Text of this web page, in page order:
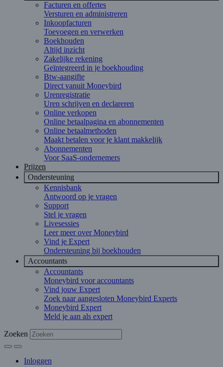
Facturen en offertes
Versturen en administreren
Inkoopfacturen
Toevoegen en verwerken
Boekhouden
Altijd inzicht
Zakelijke rekening
Geïntegreerd in je boekhouding
Btw-aangifte
Direct vanuit Moneybird
Urenregistratie
Uren schrijven en declareren
Online verkopen
Online betaalpagina en abonnementen
Online betaalmethoden
Maakt betalen voor je klant makkelijk
Abonnementen
Voor SaaS-ondernemers
Prijzen
Ondersteuning
Kennisbank
Antwoord op je vragen
Support
Stel je vragen
Livesessies
Leer meer over Moneybird
Vind je Expert
Ondersteuning bij boekhouden
Accountants
Accountants
Moneybird voor accountants
Vind jouw Expert
Zoek naar aangesloten Moneybird Experts
Moneybird Expert
Meld je aan als expert
Zoeken
Inloggen